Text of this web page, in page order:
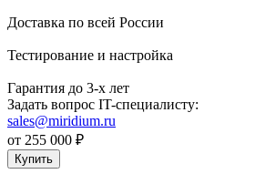
Доставка по всей России
Тестирование и настройка
Гарантия до 3-х лет
Задать вопрос IT-специалисту:
sales@miridium.ru
от 255 000 ₽
Купить